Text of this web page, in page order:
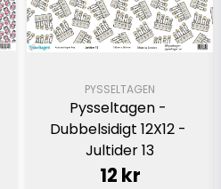
PYSSELTAGEN
Pysseltagen -
Dubbelsidigt 12X12 -
Jultider 13
12 kr